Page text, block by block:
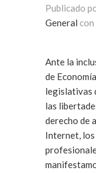
Publicado
General con
Ante la
de
legislativas
las
derecho de
Internet,